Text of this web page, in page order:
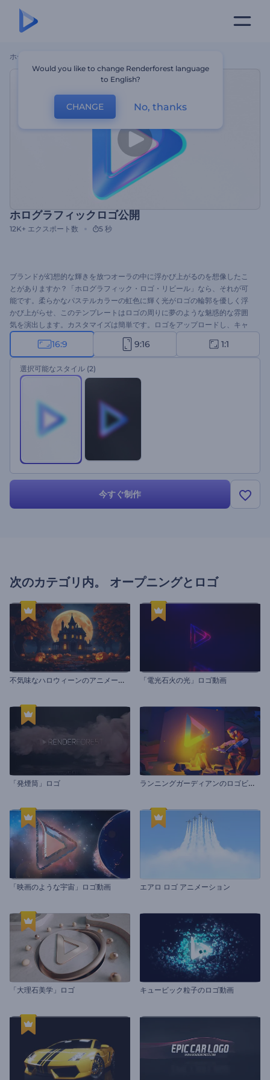
ホーム
ホログラフィックロゴ公開
12K+ エクスポート数 5 秒
ブランドが幻想的な輝きを放つオーラの中に浮かび上がるのを想像したこ
とがありますか？「ホログラフィック・ロゴ・リビール」なら、それが可
能です。柔らかなパステルカラーの虹色に輝く光がロゴの輪郭を優しく浮
かび上がらせ、このテンプレートはロゴの周りに夢のような魅惑的な雰囲
気を演出します。カスタマイズは簡単です。ロゴをアップロードし、キャ
ッチフレーズを入力し、お気に入りのBGMを選択するだけです。優しくエ
レガント、そしてミニマルな美学を好むブランドに最適です。今すぐお試
しください！
16:9 9:16 1:1
選択可能なスタイル (2)
今すぐ制作
次のカテゴリ内。 オープニングとロゴ
不
気味なハロウィーンのアニメーション 「電光石火の光」ロゴ動画
「発煙筒」ロゴ ラ
ンニングガーディアンのロゴビデオ
「映画のような宇宙」ロゴ動画 エアロ ロゴ アニメーション
「大理石美学」ロゴ キュービック粒子のロゴ動画
Would you like to change Renderforest language
to English?
CHANGE No, thanks